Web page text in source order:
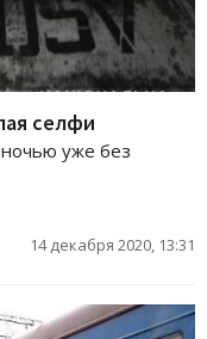
селфи
уже без
14 декабря 2020, 13:31